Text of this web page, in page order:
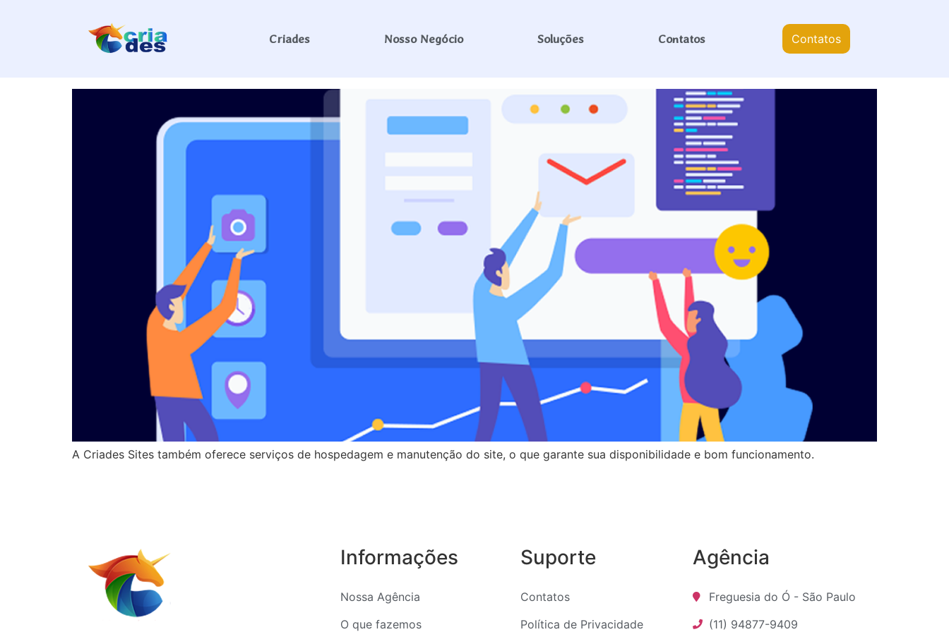
Criades Nosso Negócio Soluções Contatos Contatos
Tag:criação de sites para negócios
A Criades Sites também oferece serviços de hospedagem e manutenção do site, o que garante sua disponibilidade e bom funcionamento.
Informações
Nossa Agência
O que fazemos
Suporte
Contatos
Política de Privacidade
Agência
Freguesia do Ó - São Paulo
(11) 94877-9409